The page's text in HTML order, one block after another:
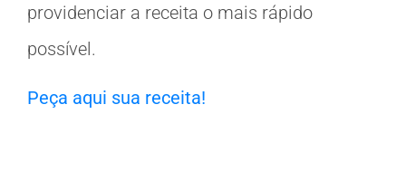
providenciar a receita o mais rápido
possível.
Peça aqui sua receita!